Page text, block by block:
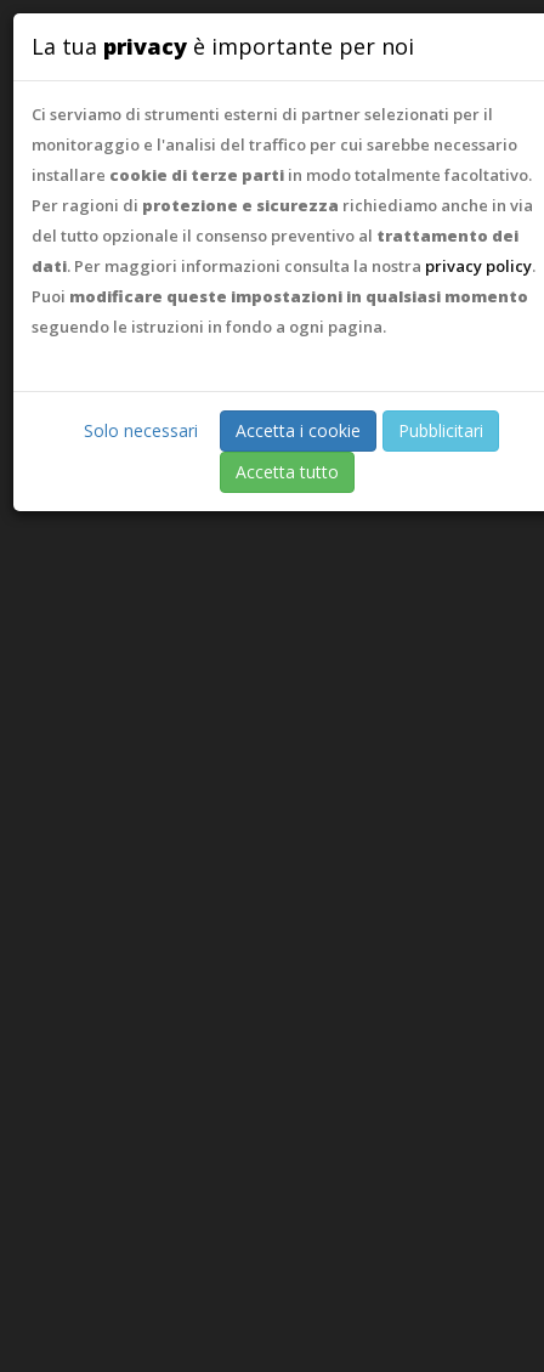
WebAsk
La tua privacy è importante per noi
Ci serviamo di strumenti esterni di partner selezionati per il
monitoraggio e l'analisi del traffico per cui sarebbe necessario
installare cookie di terze parti in modo totalmente facoltativo.
Per ragioni di protezione e sicurezza richiediamo anche in via
del tutto opzionale il consenso preventivo al trattamento dei
dati. Per maggiori informazioni consulta la nostra privacy policy.
Puoi modificare queste impostazioni in qualsiasi momento
seguendo le istruzioni in fondo a ogni pagina.
Solo necessari Accetta i cookie
Pubblicitari
Accetta tutto